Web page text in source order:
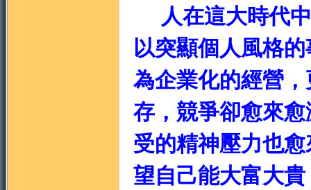
人在這大時代中
以突顯個人風格
為企業化的經營
存，競爭卻愈來
受的精神壓力也
望自己能大富大